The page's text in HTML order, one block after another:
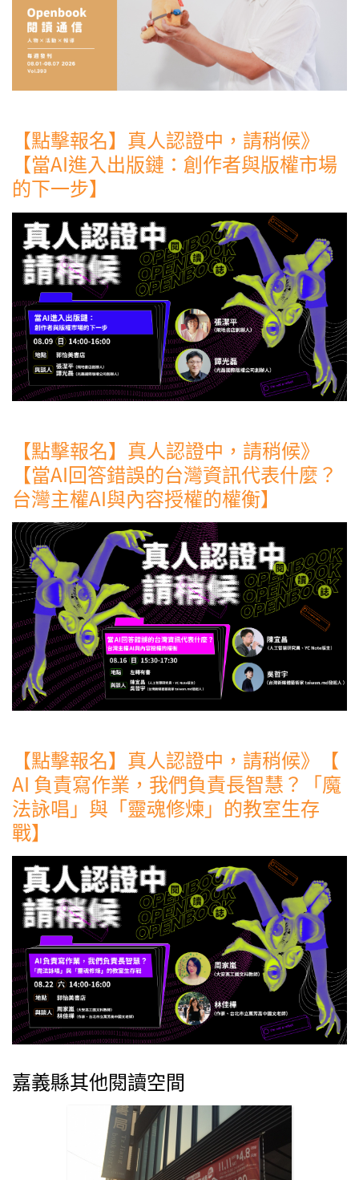
【點擊報名】真人認證中，請稍候》
【當AI進入出版鏈：創作者與版權市場
的下一步】
【點擊報名】真人認證中，請稍候》
【當AI回答錯誤的台灣資訊代表什麼？
台灣主權AI與內容授權的權衡】
【點擊報名】真人認證中，請稍候》【
AI 負責寫作業，我們負責長智慧？「魔
法詠唱」與「靈魂修煉」的教室生存
戰】
嘉義縣其他閱讀空間